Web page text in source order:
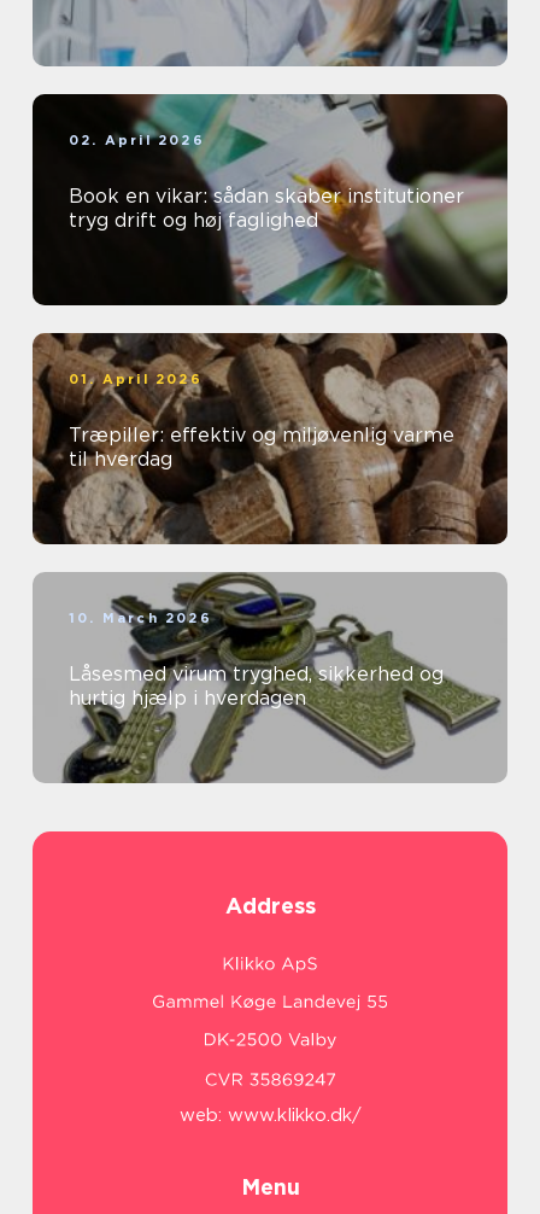
02. April 2026
Book en vikar: sådan skaber institutioner
tryg drift og høj faglighed
01. April 2026
Træpiller: effektiv og miljøvenlig varme
til hverdag
10. March 2026
Låsesmed virum tryghed, sikkerhed og
hurtig hjælp i hverdagen
Address
web: www.klikko.dk/
Menu